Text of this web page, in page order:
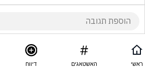
ראשי האשטאגים דיווח